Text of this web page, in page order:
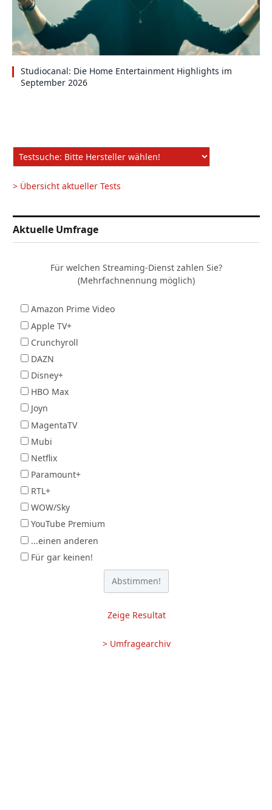
Studiocanal: Die Home Entertainment Highlights im
September 2026
> Übersicht aktueller Tests
Aktuelle Umfrage
Für welchen Streaming-Dienst zahlen Sie?
(Mehrfachnennung möglich)
Amazon Prime Video
Apple TV+
Crunchyroll
DAZN
Disney+
HBO Max
Joyn
MagentaTV
Mubi
Netflix
Paramount+
RTL+
WOW/Sky
YouTube Premium
...einen anderen
Für gar keinen!
Zeige Resultat
> Umfragearchiv